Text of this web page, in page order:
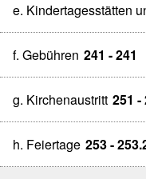
e. Kindertagesstätten
f. Gebühren 241 - 241
g. Kirchenaustritt 251 -
h. Feiertage 253 -